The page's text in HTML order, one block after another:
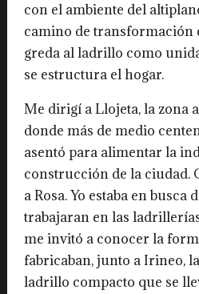
con el ambiente del
camino de transformación
greda al ladrillo como
se estructura el hogar.
Me dirigí a Llojeta, la zona
donde más de medio
asentó para alimentar la
construcción de la ciudad.
a Rosa. Yo estaba en busca
trabajaran en las
me invitó a conocer la
fabricaban, junto a Irineo,
ladrillo compacto que se